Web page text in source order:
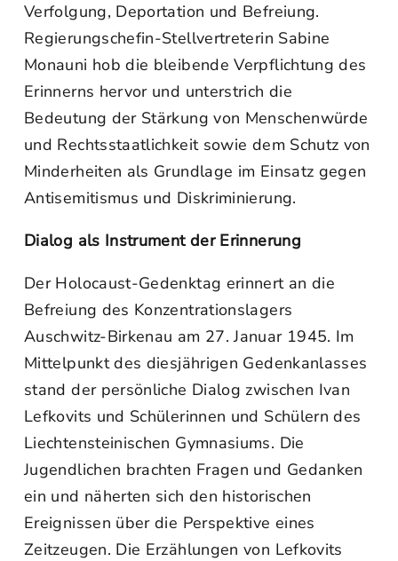
Verfolgung, Deportation und Befreiung.
Regierungschefin‑Stellvertreterin Sabine
Monauni hob die bleibende Verpflichtung des
Erinnerns hervor und unterstrich die
Bedeutung der Stärkung von Menschenwürde
und Rechtsstaatlichkeit sowie dem Schutz von
Minderheiten als Grundlage im Einsatz gegen
Antisemitismus und Diskriminierung.
Dialog als Instrument der Erinnerung
Der Holocaust‑Gedenktag erinnert an die
Befreiung des Konzentrationslagers
Auschwitz‑Birkenau am 27. Januar 1945. Im
Mittelpunkt des diesjährigen Gedenkanlasses
stand der persönliche Dialog zwischen Ivan
Lefkovits und Schülerinnen und Schülern des
Liechtensteinischen Gymnasiums. Die
Jugendlichen brachten Fragen und Gedanken
ein und näherten sich den historischen
Ereignissen über die Perspektive eines
Zeitzeugen. Die Erzählungen von Lefkovits